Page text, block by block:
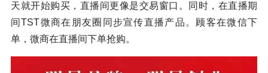
天就开始购买，直播间更像是交易窗口。同时，在直播期
间TST微商在朋友圈同步宣传直播产品。顾客在微信下
单，微商在直播间下单抢购。